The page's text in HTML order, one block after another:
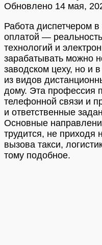
Обновлено 14 мая,
Работа диспетчером
оплатой —
технологий и
зарабатывать можно
заводском цеху, но и
из видов
дому. Эта профессия
телефонной связи и
и ответственные
Основные
трудится, не приходя
вызова такси,
тому подобное.